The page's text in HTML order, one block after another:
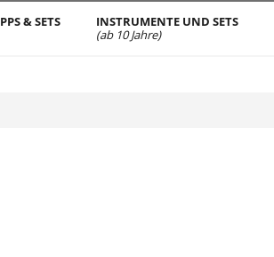
& SETS
INSTRUMENTE UND SETS
(ab 10 Jahre)